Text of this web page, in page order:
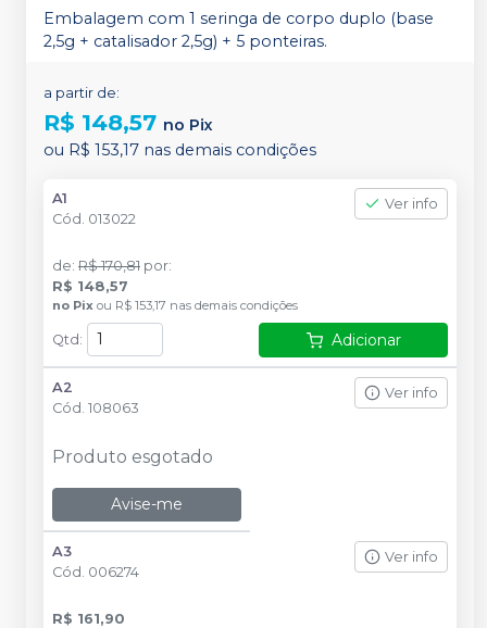
Embalagem com 1 seringa de corpo duplo (base
2,5g + catalisador 2,5g) + 5 ponteiras.
a partir de:
R$ 148,57 no Pix
ou R$ 153,17 nas demais condições
A1
Cód. 013022
Ver info
de: R$ 170,81 por:
R$ 148,57
no Pix ou R$ 153,17 nas demais condições
Qtd : Adicionar
A2
Cód. 108063
Ver info
Produto esgotado
Avise-me
A3
Cód. 006274
Ver info
R$ 161,90